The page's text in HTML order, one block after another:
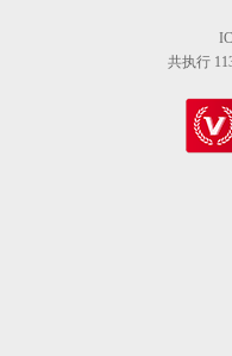
共执行